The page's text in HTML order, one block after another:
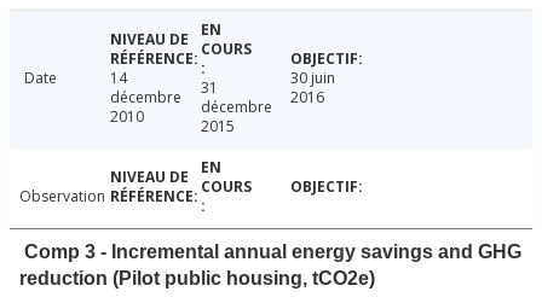
Date
14
décembre
2010
31
décembre
2015
30 juin
2016
Observation
Comp 3 - Incremental annual energy savings and GHG
reduction (Pilot public housing, tCO2e)